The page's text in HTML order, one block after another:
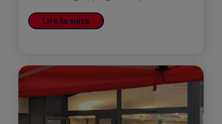
Lire la suite